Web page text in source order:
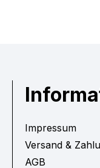
Impressum
Versand &
AGB